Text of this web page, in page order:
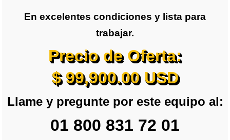
En excelentes condiciones y lista para
trabajar.
Precio de Oferta:
$ 99,900.00 USD
Llame y pregunte por este equipo al:
01 800 831 72 01